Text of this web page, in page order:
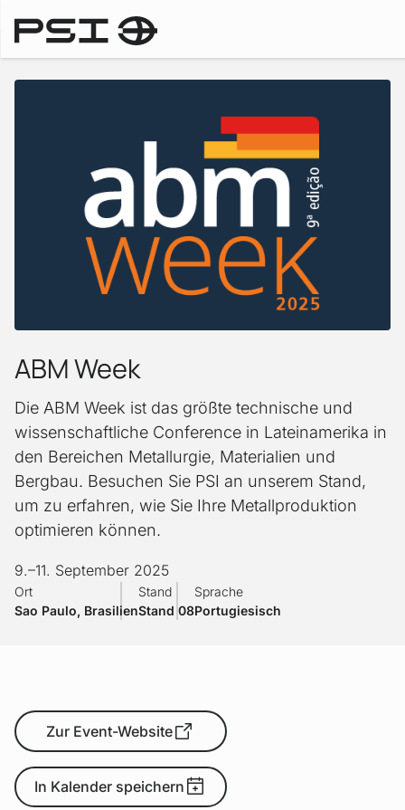
ABM Week
Die ABM Week ist das größte technische und
wissenschaftliche Conference in Lateinamerika in
den Bereichen Metallurgie, Materialien und
Bergbau. Besuchen Sie PSI an unserem Stand,
um zu erfahren, wie Sie Ihre Metallproduktion
optimieren können.
9.–11. September 2025
Ort
Sao Paulo, Brasilien
Stand
Stand 08
Sprache
Portugiesisch
Zur Event-Website
In Kalender speichern